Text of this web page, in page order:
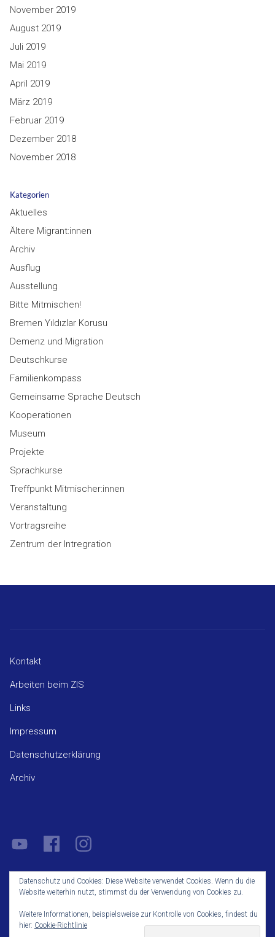
November 2019
August 2019
Juli 2019
Mai 2019
April 2019
März 2019
Februar 2019
Dezember 2018
November 2018
Kategorien
Aktuelles
Ältere Migrant:innen
Archiv
Ausflug
Ausstellung
Bitte Mitmischen!
Bremen Yıldızlar Korusu
Demenz und Migration
Deutschkurse
Familienkompass
Gemeinsame Sprache Deutsch
Kooperationen
Museum
Projekte
Sprachkurse
Treffpunkt Mitmischer:innen
Veranstaltung
Vortragsreihe
Zentrum der Intregration
Kontakt
Arbeiten beim ZIS
Links
Impressum
Datenschutzerklärung
Archiv
YouTubeFacebookInstagram
© 2026 ZIS - Zentrum für Migranten und Interkulturelle Studien
e.V..
Datenschutz und Cookies: Diese Website verwendet Cookies. Wenn du die
Website weiterhin nutzt, stimmst du der Verwendung von Cookies zu.
Weitere Informationen, beispielsweise zur Kontrolle von Cookies, findest du
hier: Cookie-Richtlinie